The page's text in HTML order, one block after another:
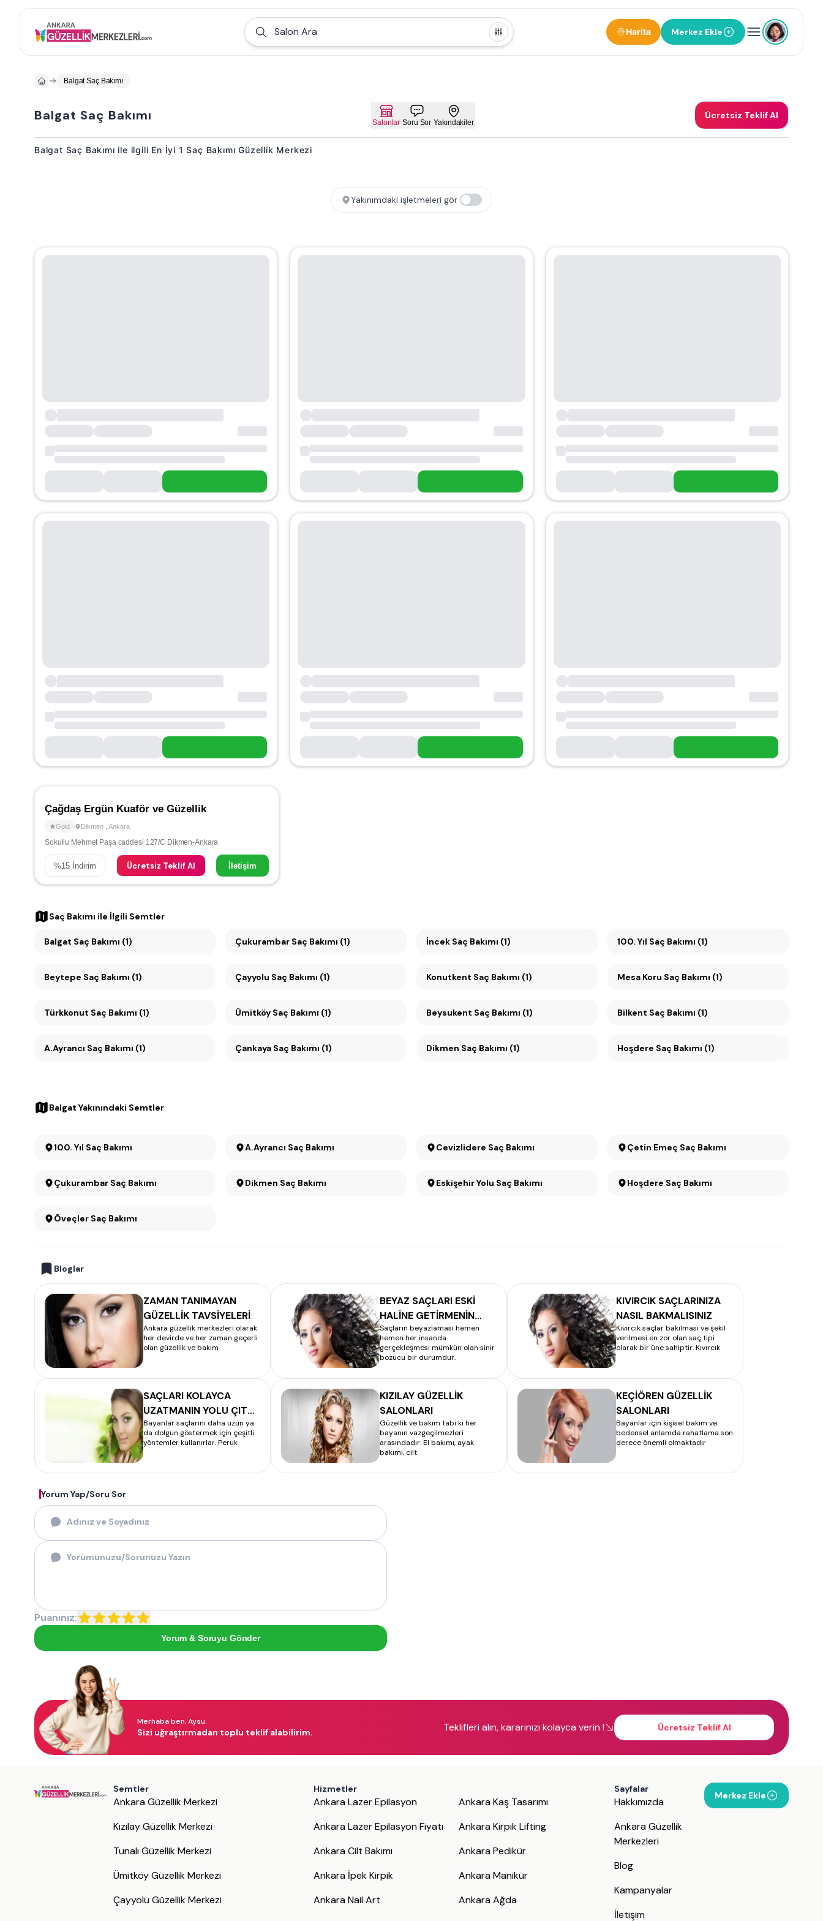
Salon Ara Harita Merkez Ekle
Balgat Saç Bakımı
Balgat Saç Bakımı Salonlar Soru Sor Yakındakiler
Ücretsiz Teklif Al
Balgat Saç Bakımı ile ilgili En İyi 1 Saç Bakımı Güzellik Merkezi
Yakınımdaki işletmeleri gör
Çağdaş Ergün Kuaför ve Güzellik
Gold Dikmen Ankara
Sokullu Mehmet Paşa caddesi 127/C Dikmen-Ankara
%15 İndirim Ücretsiz Teklif Al İletişim
Saç Bakımı ile İlgili Semtler
Balgat Saç Bakımı (1) Çukurambar Saç Bakımı (1) İncek Saç Bakımı (1) 100. Yıl Saç Bakımı (1)
Beytepe Saç Bakımı (1) Çayyolu Saç Bakımı (1) Konutkent Saç Bakımı (1) Mesa Koru Saç Bakımı (1)
Türkkonut Saç Bakımı (1) Ümitköy Saç Bakımı (1) Beysukent Saç Bakımı (1) Bilkent Saç Bakımı (1)
A.Ayrancı Saç Bakımı (1) Çankaya Saç Bakımı (1) Dikmen Saç Bakımı (1) Hoşdere Saç Bakımı (1)
Balgat Yakınındaki Semtler
100. Yıl Saç Bakımı A.Ayrancı Saç Bakımı Cevizlidere Saç Bakımı Çetin Emeç Saç Bakımı
Çukurambar Saç Bakımı Dikmen Saç Bakımı Eskişehir Yolu Saç Bakımı Hoşdere Saç Bakımı
Öveçler Saç Bakımı
Bloglar
ZAMAN TANIMAYAN
GÜZELLİK TAVSİYELERİ
Ankara güzellik merkezleri olarak
her devirde ve her zaman geçerli
olan güzellik ve bakım
BEYAZ SAÇLARI ESKİ
HALİNE GETİRMENİN
FORMÜLÜ
Saçların beyazlaması hemen
hemen her insanda
gerçekleşmesi mümkün olan sinir
bozucu bir durumdur.
KIVIRCIK SAÇLARINIZA
NASIL BAKMALISINIZ
Kıvırcık saçlar bakılması ve şekil
verilmesi en zor olan saç tipi
olarak bir üne sahiptir. Kıvırcık
SAÇLARI KOLAYCA
UZATMANIN YOLU ÇIT
ÇIT NASIL TAKILIR
Bayanlar saçlarını daha uzun ya
da dolgun göstermek için çeşitli
yöntemler kullanırlar. Peruk
KIZILAY GÜZELLİK
SALONLARI
Güzellik ve bakım tabi ki her
bayanın vazgeçilmezleri
arasındadır. El bakımı, ayak
bakımı, cilt
KEÇİÖREN GÜZELLİK
SALONLARI
Bayanlar için kişisel bakım ve
bedensel anlamda rahatlama son
derece önemli olmaktadır
Yorum Yap/Soru Sor
Puanınız:
Yorum & Soruyu Gönder
Merhaba ben, Aysu.
Sizi uğraştırmadan toplu teklif alabilirim. Teklifleri alın, kararınızı kolayca verin ! Ücretsiz Teklif Al
Semtler
Ankara Güzellik Merkezi
Kızılay Güzellik Merkezi
Tunalı Güzellik Merkezi
Ümitköy Güzellik Merkezi
Çayyolu Güzellik Merkezi
Hizmetler
Ankara Lazer Epilasyon
Ankara Lazer Epilasyon Fiyatı
Ankara Cilt Bakımı
Ankara İpek Kirpik
Ankara Nail Art
Ankara Kaş Tasarımı
Ankara Kirpik Lifting
Ankara Pedikür
Ankara Manikür
Ankara Ağda
Sayfalar
Hakkımızda
Ankara Güzellik
Merkezleri
Blog
Kampanyalar
İletişim
Merkez Ekle